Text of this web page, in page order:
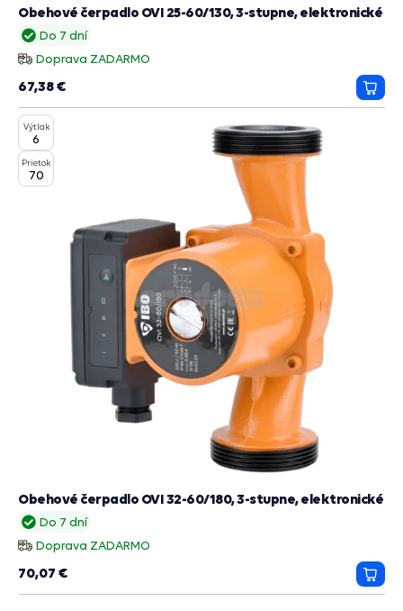
Do 7 dní
Doprava ZADARMO
Obehové čerpadlo OVI 25-60/130, 3-stupne, elektronické
67,38 €
do
Výtlak
6
Prietok
70
Do 7 dní
Doprava ZADARMO
Obehové čerpadlo OVI 32-60/180, 3-stupne, elektronické
70,07 €
do